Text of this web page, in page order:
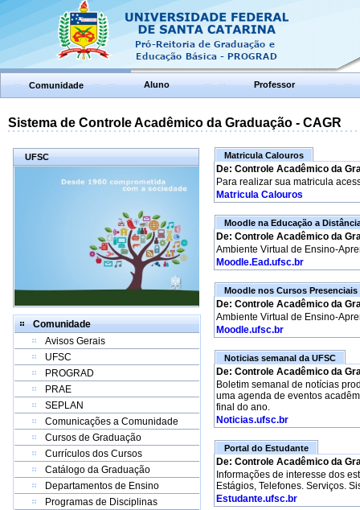
Comunidade Aluno Professor
Sistema de Controle Acadêmico da Graduação - CAGR
UFSC
Comunidade
Avisos Gerais
UFSC
PROGRAD
PRAE
SEPLAN
Comunicações a Comunidade
Cursos de Graduação
Currículos dos Cursos
Catálogo da Graduação
Departamentos de Ensino
Programas de Disciplinas
Matricula Calouros
De: Controle Acadêmico da
Para realizar sua matricula
Matricula Calouros
Moodle na Educação a
De: Controle Acadêmico da
Ambiente Virtual de Ensino-
Moodle.Ead.ufsc.br
Moodle nos Cursos Presenciais
De: Controle Acadêmico da
Ambiente Virtual de Ensino-
Moodle.ufsc.br
Noticias semanal da UFSC
De: Controle Acadêmico da
Boletim semanal de notícias
uma agenda de eventos
final do ano.
Noticias.ufsc.br
Portal do Estudante
De: Controle Acadêmico da
Informações de interesse dos
Estágios, Telefones. Serviços.
Estudante.ufsc.br